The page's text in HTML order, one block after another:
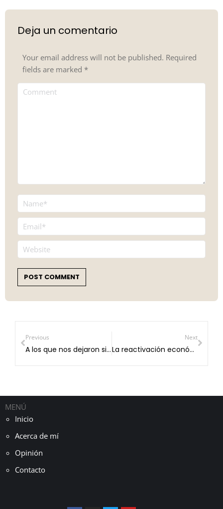
Deja un comentario
Your email address will not be published. Required
fields are marked *
Comment
Name *
Email *
Website
POST COMMENT
Previous
A los que nos dejaron sin poder decir adiós.
Next
La reactivación económica está en manos del gobierno.
MENÚ
Inicio
Acerca de mí
Opinión
Contacto